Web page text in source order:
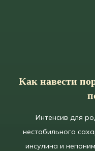
Как навести
Интенсив для
нестабильного
инсулина и